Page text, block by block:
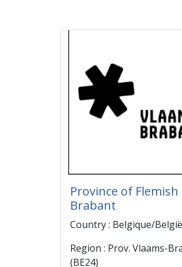
Province of Flemish
Brabant
Country : Belgique/
Region : Prov. Vlaams-
(BE24)